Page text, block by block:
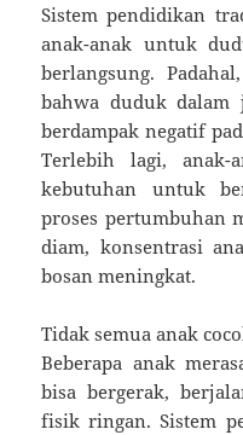
Sistem pendidikan
anak-anak untuk
berlangsung.
bahwa duduk dalam
berdampak negatif
Terlebih lagi, anak-
kebutuhan untuk
proses pertumbuhan
diam, konsentrasi
bosan meningkat.
Tidak semua anak
Beberapa anak
bisa bergerak,
fisik ringan. Sistem